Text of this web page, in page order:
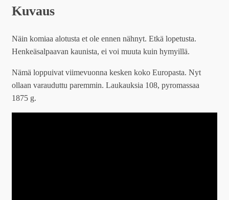
Kuvaus
Näin komiaa alotusta et ole ennen nähnyt. Etkä lopetusta.
Henkeäsalpaavan kaunista, ei voi muuta kuin hymyillä.
Nämä loppuivat viimevuonna kesken koko Europasta. Nyt
ollaan varauduttu paremmin. Laukauksia 108, pyromassaa
1875 g.